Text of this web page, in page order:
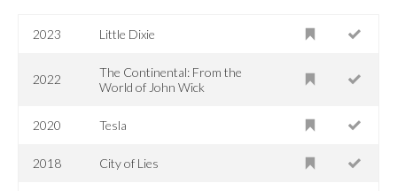
2023 Little Dixie
2022
The Continental: From the
World of John Wick
2020 Tesla
2018 City of Lies